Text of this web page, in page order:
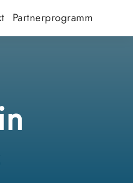
Partnerprogramm